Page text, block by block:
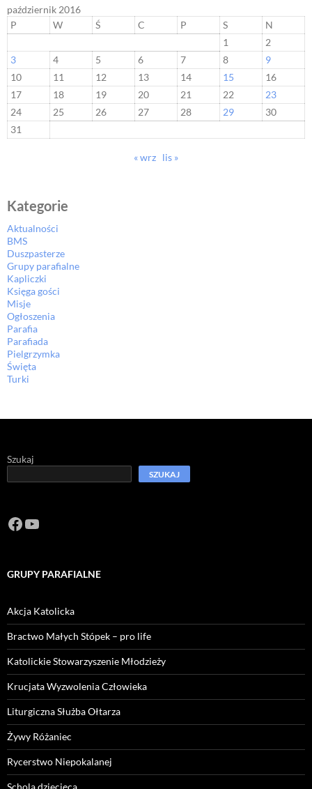
październik 2016
P
W Ś C P S
N
1
2
3
4 5 6 7 8
9
10
11 12 13 14 15
16
17
18 19 20 21 22
23
24
25 26 27 28 29
30
31
« wrz lis »
Kategorie
Aktualności
BMS
Duszpasterze
Grupy parafialne
Kapliczki
Księga gości
Misje
Ogłoszenia
Parafia
Parafiada
Pielgrzymka
Święta
Turki
Szukaj
SZUKAJ
Facebook
https://www.youtube.com/channel/
GRUPY PARAFIALNE
Akcja Katolicka
Bractwo Małych Stópek – pro life
Katolickie Stowarzyszenie Młodzieży
Krucjata Wyzwolenia Człowieka
Liturgiczna Służba Ołtarza
Żywy Różaniec
Rycerstwo Niepokalanej